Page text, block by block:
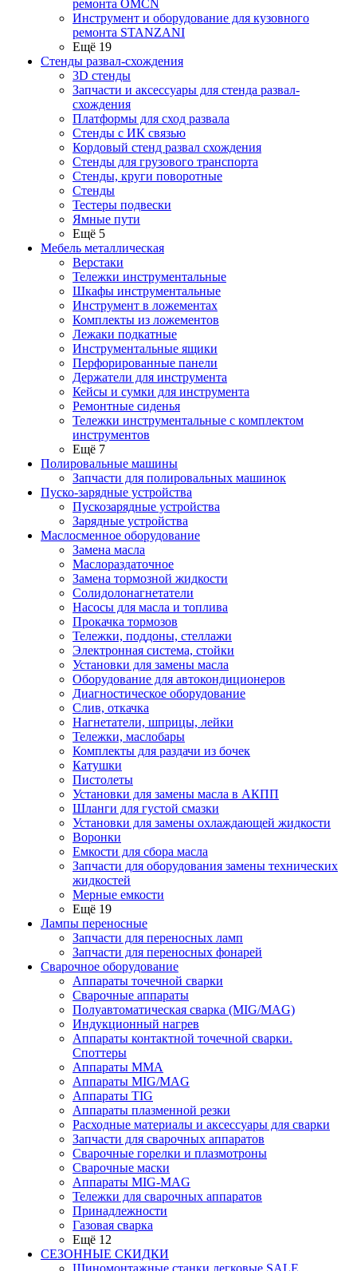
ремонта OMCN
Инструмент и оборудование для кузовного
ремонта STANZANI
Ещё 19
Стенды развал-схождения
3D стенды
Запчасти и аксессуары для стенда развал-
схождения
Платформы для сход развала
Стенды с ИК связью
Кордовый стенд развал схождения
Стенды для грузового транспорта
Стенды, круги поворотные
Стенды
Тестеры подвески
Ямные пути
Ещё 5
Мебель металлическая
Верстаки
Тележки инструментальные
Шкафы инструментальные
Инструмент в ложементах
Комплекты из ложементов
Лежаки подкатные
Инструментальные ящики
Перфорированные панели
Держатели для инструмента
Кейсы и сумки для инструмента
Ремонтные сиденья
Тележки инструментальные с комплектом
инструментов
Ещё 7
Полировальные машины
Запчасти для полировальных машинок
Пуско-зарядные устройства
Пускозарядные устройства
Зарядные устройства
Маслосменное оборудование
Замена масла
Маслораздаточное
Замена тормозной жидкости
Солидолонагнетатели
Насосы для масла и топлива
Прокачка тормозов
Тележки, поддоны, стеллажи
Электронная система, стойки
Установки для замены масла
Оборудование для автокондиционеров
Диагностическое оборудование
Слив, откачка
Нагнетатели, шприцы, лейки
Тележки, маслобары
Комплекты для раздачи из бочек
Катушки
Пистолеты
Установки для замены масла в АКПП
Шланги для густой смазки
Установки для замены охлаждающей жидкости
Воронки
Емкости для сбора масла
Запчасти для оборудования замены технических
жидкостей
Мерные емкости
Ещё 19
Лампы переносные
Запчасти для переносных ламп
Запчасти для переносных фонарей
Сварочное оборудование
Аппараты точечной сварки
Сварочные аппараты
Полуавтоматическая сварка (MIG/MAG)
Индукционный нагрев
Аппараты контактной точечной сварки.
Споттеры
Аппараты MMA
Аппараты MIG/MAG
Аппараты TIG
Аппараты плазменной резки
Расходные материалы и аксессуары для сварки
Запчасти для сварочных аппаратов
Сварочные горелки и плазмотроны
Сварочные маски
Аппараты MIG-MAG
Тележки для сварочных аппаратов
Принадлежности
Газовая сварка
Ещё 12
СЕЗОННЫЕ СКИДКИ
Шиномонтажные станки легковые SALE